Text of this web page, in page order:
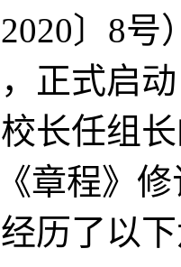
2020〕 8号
，正式启
长任组
章程》
历了以